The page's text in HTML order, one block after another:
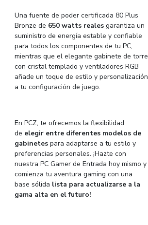
Una fuente de poder certificada 80 Plus
Bronze de 650 watts reales garantiza un
suministro de energía estable y confiable
para todos los componentes de tu PC,
mientras que el elegante gabinete de torre
con cristal templado y ventiladores RGB
añade un toque de estilo y personalización
a tu configuración de juego.
En PCZ, te ofrecemos la flexibilidad
de elegir entre diferentes modelos de
gabinetes para adaptarse a tu estilo y
preferencias personales. ¡Hazte con
nuestra PC Gamer de Entrada hoy mismo y
comienza tu aventura gaming con una
base sólida lista para actualizarse a la
gama alta en el futuro!